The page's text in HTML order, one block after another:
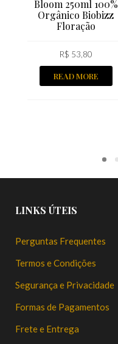
Bloom 250ml 100%
Orgânico Biobizz
Floração
R$ 53,80
READ MORE
LINKS ÚTEIS
Perguntas Frequentes
Termos e Condições
Segurança e Privacidade
Formas de Pagamentos
Frete e Entrega